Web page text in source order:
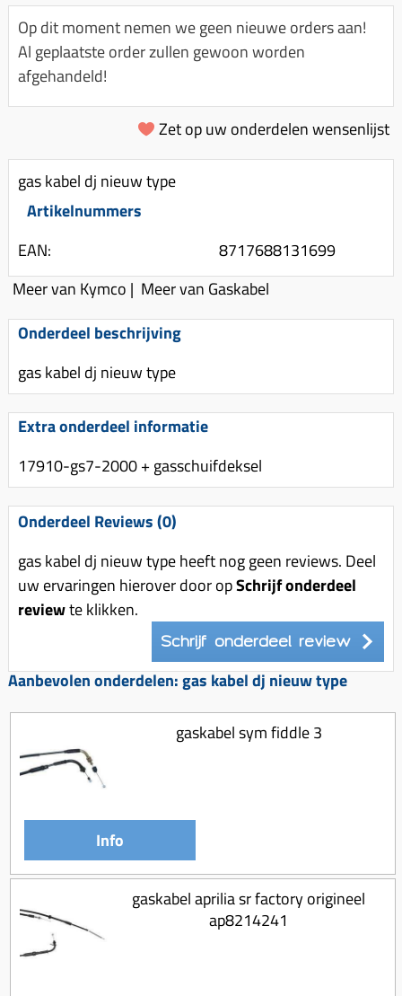
Spanningsregelaar
Toerenbegrenzer
Remlichtschakelaar
Luchtfilter (delen)
Luchtfilter deksel
Motor blokken
Membraan (delen)
Pakking (sets)
Vlotterbak pakking
Powerfilter
Schakel (delen)
Spruitstuk (delen)
Uitlaten compleet
Uitlaat bocht
Radiateur (delen)
Waterpomp (delen)
V-snaren
Variorolsets
Pulley
Voor tandwielen
Origineel zuigers
Tomos opvoeren (kits)
Koppeling compleet
Koppeling trekveer
Ketting / tandwiel
Koeling (delen)
Overbrenging
Km teller kabel
Kickstart deksel
Kickstart ronsel
Schokbrekers
Spiegels
Stuur (delen)
Remblokken
Rem (delen)
Remhevels
Remsegmenten
Remschijven
Voorrem kabel
Voorvork
Wiel (delen)
Zadel
Kickstart (delen)
Kinderzitje (scooter)
Olie-onderhoudsmiddelen
Oppakbeugel
Scooterhoezen
Scooter Kleding
Stickers
Stuurslot
Regenkleding
Vespa accessoires
Voordragers
Accessoires overig
Zadel
Speednut
Op dit moment nemen we geen nieuwe orders aan!
Al geplaatste order zullen gewoon worden
afgehandeld!
Zet op uw onderdelen wensenlijst
gas kabel dj nieuw type
Artikelnummers
EAN:
8717688131699
Meer van Kymco | Meer van Gaskabel
Onderdeel beschrijving
gas kabel dj nieuw type
Extra onderdeel informatie
17910-gs7-2000 + gasschuifdeksel
Onderdeel Reviews (0)
gas kabel dj nieuw type heeft nog geen reviews. Deel
uw ervaringen hierover door opSchrijf onderdeel
reviewte klikken.
Schrijf onderdeel review
Aanbevolen onderdelen: gas kabel dj nieuw type
gaskabel sym fiddle 3
Info
gaskabel aprilia sr factory origineel
ap8214241